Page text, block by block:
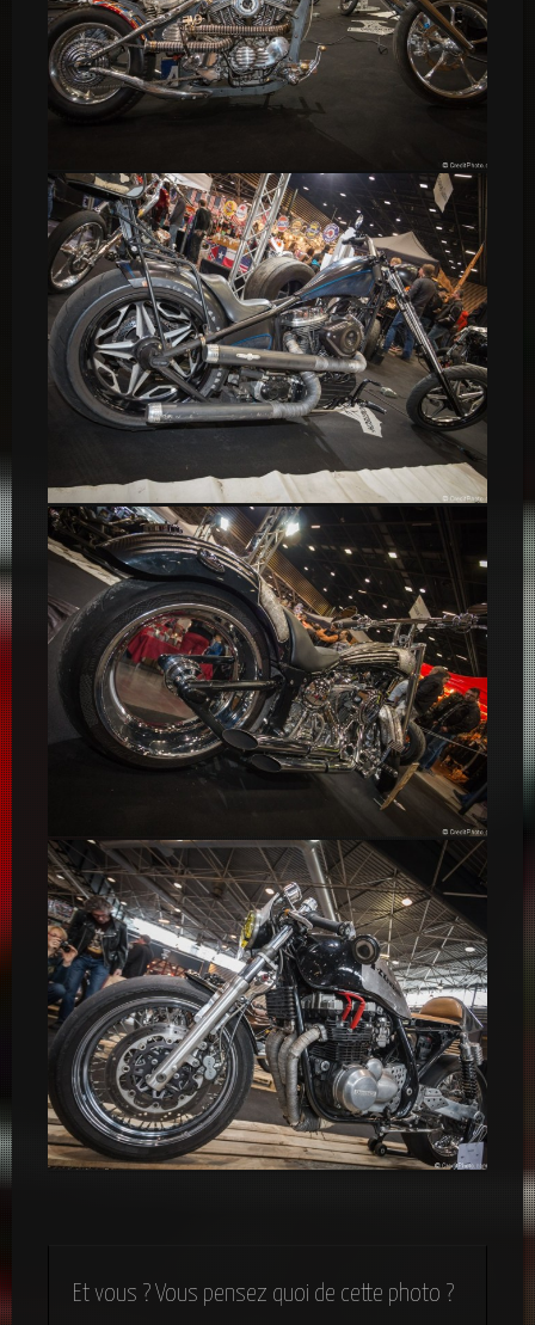
Custom Chopper
Chopper noire & bleue
Silver Dream Chopper
Et vous ? Vous pensez quoi de cette photo ?